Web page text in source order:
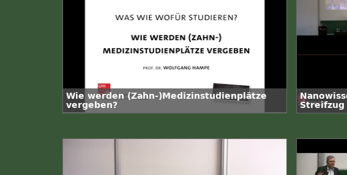
Wie werden (Zahn-)Medizinstudienplätze
vergeben?
Streifzug